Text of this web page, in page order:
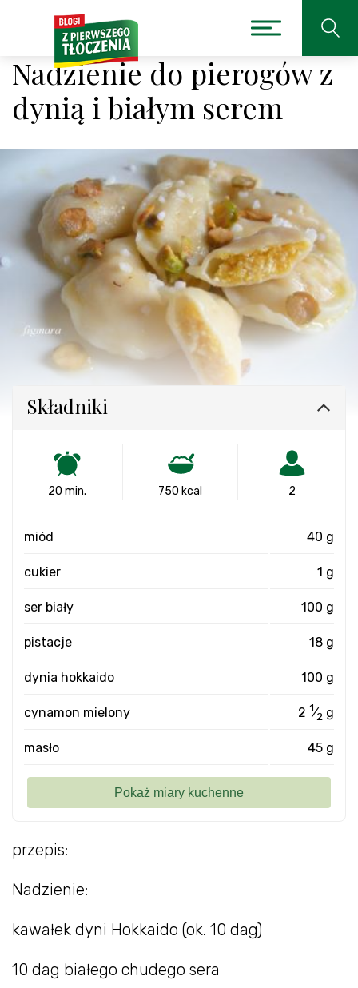
Nadzienie do pierogów z
dynią i białym serem
przepis:
Nadzienie:
kawałek dyni Hokkaido (ok. 10 dag)
10 dag białego chudego sera
Składniki
20 min. 750 kcal 2
miód 40 g
cukier 1 g
ser biały 100 g
pistacje 18 g
dynia hokkaido 100 g
cynamon mielony 2 1⁄2 g
masło 45 g